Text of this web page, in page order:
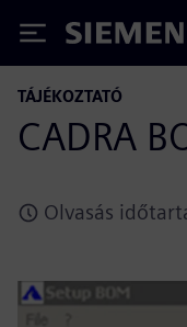
Siemens
TÁJÉKOZTATÓ
CADRA
Olvasás